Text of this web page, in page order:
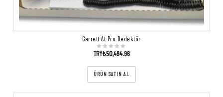
Garrett At Pro Dedektör
TRY₺50,494.96
ÜRÜN SATIN AL